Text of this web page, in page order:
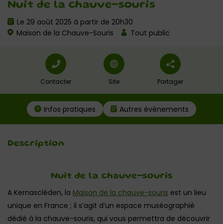
Nuit de la chauve-souris
Le 29 août 2025 à partir de 20h30
Maison de la Chauve-Souris
Tout public
Contacter Site Partager
Infos pratiques Autres événements
Description
Nuit de la chauve-souris
A Kernascléden, la Maison de la chauve-souris est un lieu
unique en France ; il s’agit d’un espace muséographié
dédié à la chauve-souris, qui vous permettra de découvrir